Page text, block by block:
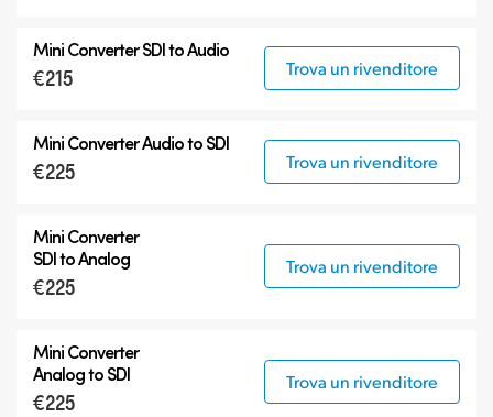
Accessori
Mini ConverterSDI to Audio
€215 Trova un rivenditore
Mini ConverterAudio to SDI
€225 Trova un rivenditore
Mini Converter
SDI to Analog
€225
Trova un rivenditore
Mini Converter
Analog to SDI
€225
Trova un rivenditore